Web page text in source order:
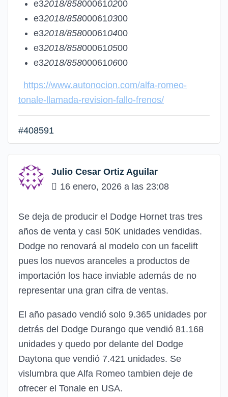
e32018/858000610200
e32018/858000610300
e32018/858000610400
e32018/858000610500
e32018/858000610600
https://www.autonocion.com/alfa-romeo-
tonale-llamada-revision-fallo-frenos/
#408591
Julio Cesar Ortiz Aguilar
16 enero, 2026 a las 23:08
Se deja de producir el Dodge Hornet tras tres
años de venta y casi 50K unidades vendidas.
Dodge no renovará al modelo con un facelift
pues los nuevos aranceles a productos de
importación los hace inviable además de no
representar una gran cifra de ventas.
El año pasado vendió solo 9.365 unidades por
detrás del Dodge Durango que vendió 81.168
unidades y quedo por delante del Dodge
Daytona que vendió 7.421 unidades. Se
vislumbra que Alfa Romeo tambien deje de
ofrecer el Tonale en USA.